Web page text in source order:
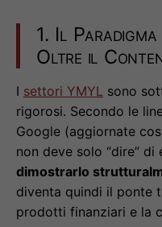
1. Il
Oltre il
I settori YMYL sono
rigorosi. Secondo le
Google (aggiornate
non deve solo “dire”
dimostrarlo
diventa quindi il ponte
prodotti finanziari e la